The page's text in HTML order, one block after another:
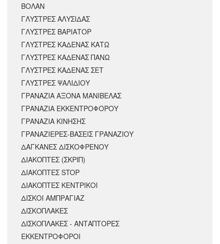
ΒΟΛΑΝ
ΓΛΥΣΤΡΕΣ ΑΛΥΣΙΔΑΣ
ΓΛΥΣΤΡΕΣ ΒΑΡΙΑΤΟΡ
ΓΛΥΣΤΡΕΣ ΚΑΔΕΝΑΣ ΚΑΤΩ
ΓΛΥΣΤΡΕΣ ΚΑΔΕΝΑΣ ΠΑΝΩ
ΓΛΥΣΤΡΕΣ ΚΑΔΕΝΑΣ ΣΕΤ
ΓΛΥΣΤΡΕΣ ΨΑΛΙΔΙΟΥ
ΓΡΑΝΑΖΙΑ ΑΞΟΝΑ ΜΑΝΙΒΕΛΑΣ
ΓΡΑΝΑΖΙΑ ΕΚΚΕΝΤΡΟΦΟΡΟΥ
ΓΡΑΝΑΖΙΑ ΚΙΝΗΣΗΣ
ΓΡΑΝΑΖΙΕΡΕΣ-ΒΑΣΕΙΣ ΓΡΑΝΑΖΙΟΥ
ΔΑΓΚΑΝΕΣ ΔΙΣΚΟΦΡΕΝΟΥ
ΔΙΑΚΟΠΤΕΣ (ΣΚΡΙΠ)
ΔΙΑΚΟΠΤΕΣ STOP
ΔΙΑΚΟΠΤΕΣ ΚΕΝΤΡΙΚΟΙ
ΔΙΣΚΟΙ ΑΜΠΡΑΓΙΑΖ
ΔΙΣΚΟΠΛΑΚΕΣ
ΔΙΣΚΟΠΛΑΚΕΣ - ΑΝΤΑΠΤΟΡΕΣ
ΕΚΚΕΝΤΡΟΦΟΡΟΙ